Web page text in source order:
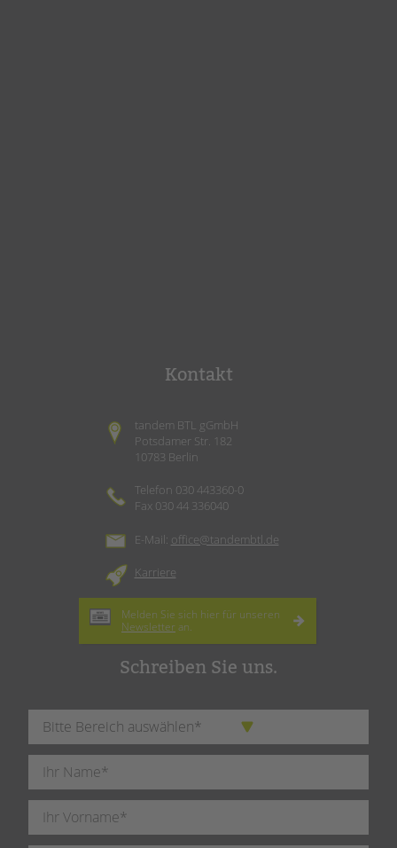
Kontakt
tandem BTL gGmbH
Potsdamer Str. 182
10783 Berlin
Telefon 030 443360-0
Fax 030 44 336040
E-Mail: office@tandembtl.de
Karriere
Melden Sie sich hier für unseren
Newsletter an.
Schreiben Sie uns.